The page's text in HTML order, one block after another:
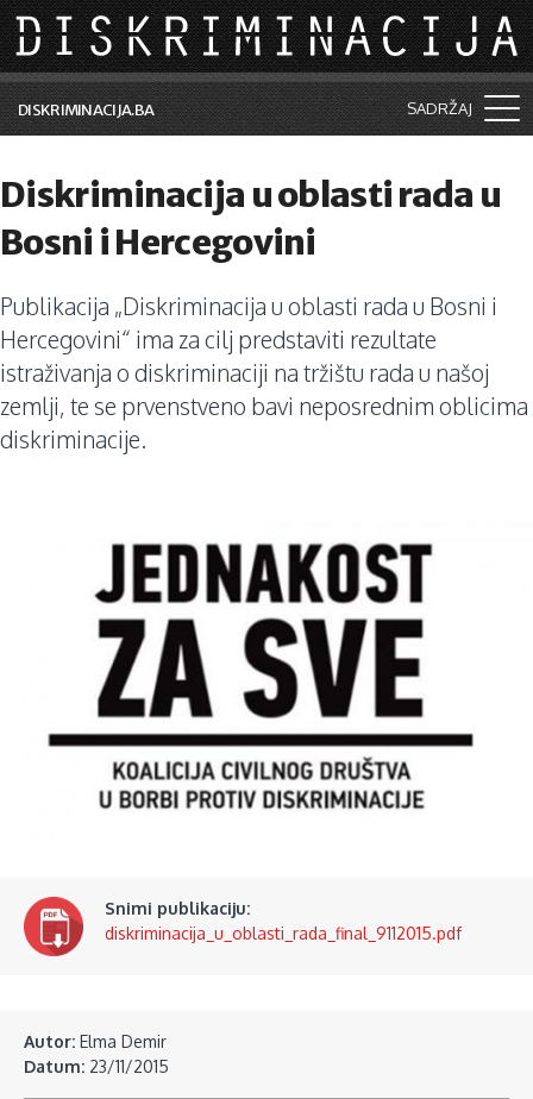
Skip to main content
DISKRIMINACIJA.BA SADRŽAJ
Vijesti i događaji
Aktuelne teme
Kolumne
Lične priče
Saradnja sa medijima
Diskriminacija u oblasti rada u
Bosni i Hercegovini
Publikacija „Diskriminacija u oblasti rada u Bosni i
Hercegovini“ ima za cilj predstaviti rezultate
istraživanja o diskriminaciji na tržištu rada u našoj
zemlji, te se prvenstveno bavi neposrednim oblicima
diskriminacije.
Snimi publikaciju:
diskriminacija_u_oblasti_rada_final_9112015.pdf
Autor: Elma Demir
Datum: 23/11/2015